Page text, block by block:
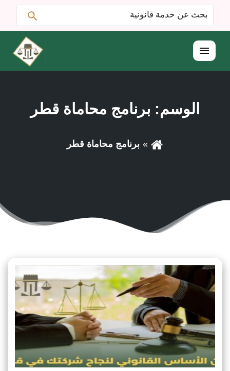
البحث
عن:
القائمة
الوسم: برنامج محاماة قطر
برنامج محاماة قطر